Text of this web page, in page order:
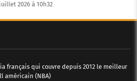
2026 à 10h32
français qui couvre depuis 2012 le meilleur
américain (NBA)